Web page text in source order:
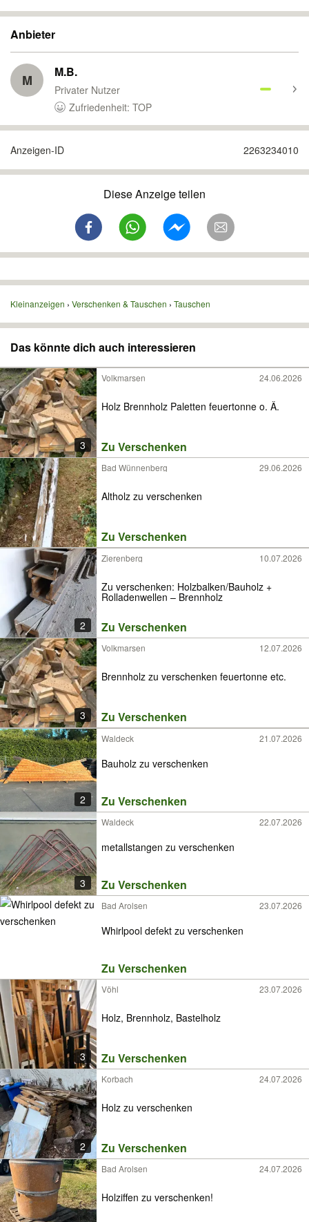
Anbieter
M M.B.
Privater Nutzer
Zufriedenheit: TOP
Anzeigen-ID 2263234010
Diese Anzeige teilen
Kleinanzeigen Verschenken & Tauschen Tauschen
Das könnte dich auch interessieren
3
Volkmarsen 24.06.2026
Holz Brennholz Paletten feuertonne o. Ä.
Zu Verschenken
Bad Wünnenberg 29.06.2026
Altholz zu verschenken
Zu Verschenken
2
Zierenberg 10.07.2026
Zu verschenken: Holzbalken/Bauholz +
Rolladenwellen – Brennholz
Zu Verschenken
3
Volkmarsen 12.07.2026
Brennholz zu verschenken feuertonne etc.
Zu Verschenken
2
Waldeck 21.07.2026
Bauholz zu verschenken
Zu Verschenken
3
Waldeck 22.07.2026
metallstangen zu verschenken
Zu Verschenken
Bad Arolsen 23.07.2026
Whirlpool defekt zu verschenken
Zu Verschenken
3
Vöhl 23.07.2026
Holz, Brennholz, Bastelholz
Zu Verschenken
2
Korbach 24.07.2026
Holz zu verschenken
Zu Verschenken
Bad Arolsen 24.07.2026
Holziffen zu verschenken!